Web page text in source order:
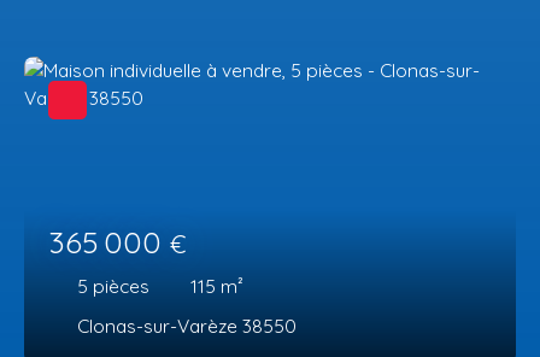
365 000 €
5 pièces 115 m²
Clonas-sur-Varèze 38550